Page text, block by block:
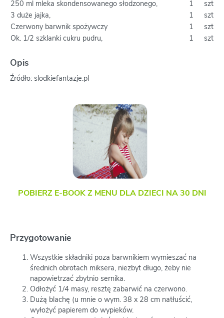
250 ml mleka skondensowanego słodzonego,
1
szt
3 duże jajka,
1
szt
Czerwony barwnik spożywczy
1
szt
Ok. 1/2 szklanki cukru pudru,
1 szt
Opis
Źródło: slodkiefantazje.pl
POBIERZ E-BOOK Z MENU DLA DZIECI NA 30 DNI
Przygotowanie
Wszystkie składniki poza barwnikiem wymieszać na
średnich obrotach miksera, niezbyt długo, żeby nie
napowietrzać zbytnio sernika.
Odłożyć 1/4 masy, resztę zabarwić na czerwono.
Dużą blachę (u mnie o wym. 38 x 28 cm natłuścić,
wyłożyć papierem do wypieków.